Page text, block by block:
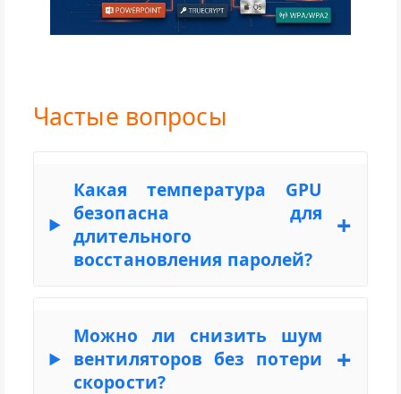
Частые вопросы
Какая температура GPU
безопасна для
длительного
восстановления паролей?
большинства видеокарт.
Можно ли снизить шум
вентиляторов без потери
скорости?